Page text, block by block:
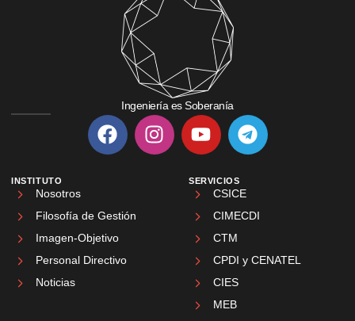
Ingeniería es Soberanía
INSTITUTO
Nosotros
Filosofía de Gestión
Imagen-Objetivo
Personal Directivo
Noticias
SERVICIOS
CSICE
CIMECDI
CTM
CPDI y CENATEL
CIES
MEB